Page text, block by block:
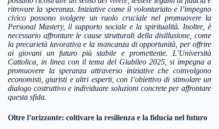
ritrovare la speranza. Iniziative come il volontariato e l’impegno
civico possono svolgere un ruolo cruciale nel promuovere la
Personal Mastery, il supporto sociale e la spiritualità. Inoltre, è
necessario affrontare le cause strutturali della disillusione, come
la precarietà lavorativa e la mancanza di opportunità, per offrire
ai giovani un futuro più stabile e promettente. L’Università
Cattolica, in linea con il tema del Giubileo 2025, si impegna a
promuovere la speranza attraverso iniziative che coinvolgono
economisti, giuristi e altri esperti, con l’obiettivo di stimolare un
dialogo costruttivo e individuare soluzioni concrete per affrontare
questa sfida.
Oltre l’orizzonte: coltivare la resilienza e la fiducia nel futuro